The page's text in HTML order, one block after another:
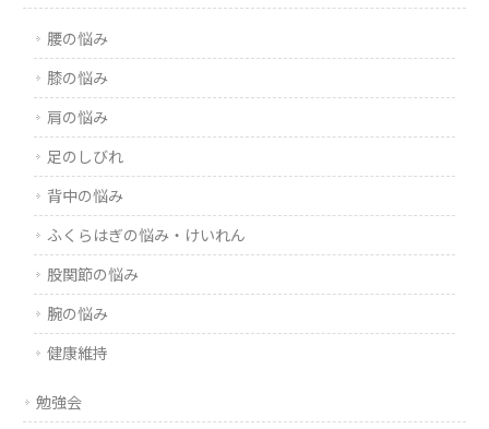
腰の悩み
膝の悩み
肩の悩み
足のしびれ
背中の悩み
ふくらはぎの悩み・けいれん
股関節の悩み
腕の悩み
健康維持
勉強会